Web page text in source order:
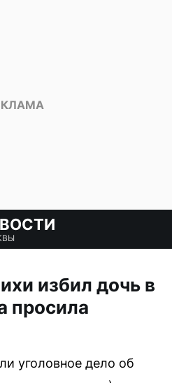
избил дочь в
просила
уголовное дело об